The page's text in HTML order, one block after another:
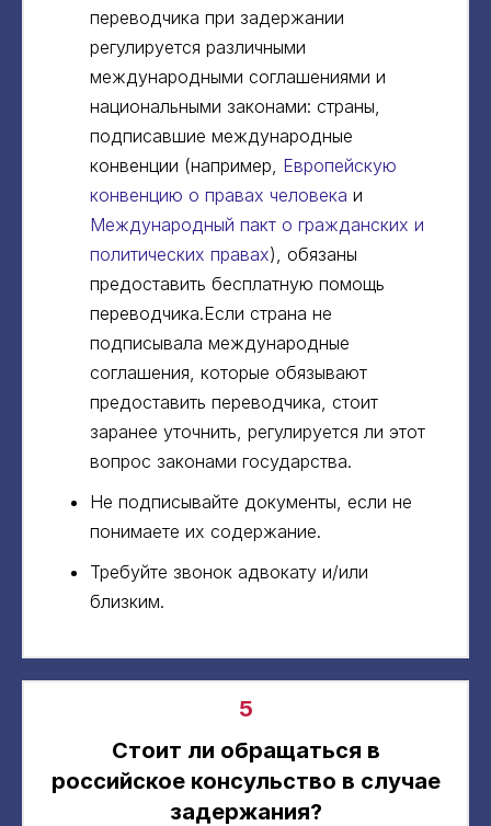
переводчика при задержании
регулируется различными
международными соглашениями и
национальными законами: страны,
подписавшие международные
конвенции (например, Европейскую
конвенцию о правах человека и
Международный пакт о гражданских и
политических правах), обязаны
предоставить бесплатную помощь
переводчика.Если страна не
подписывала международные
соглашения, которые обязывают
предоставить переводчика, стоит
заранее уточнить, регулируется ли этот
вопрос законами государства.
Не подписывайте документы, если не
понимаете их содержание.
Требуйте звонок адвокату и/или
близким.
5
Стоит ли обращаться в
российское консульство в случае
задержания?